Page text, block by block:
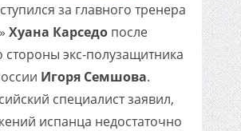
за главного тренера
Хуана Карседо после
стороны экс-полузащитника
Игоря Семшова.
специалист заявил,
испанца недостаточно